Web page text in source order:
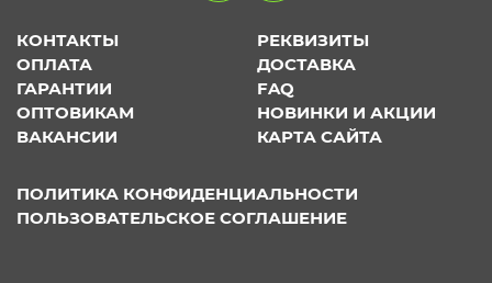
КОНТАКТЫ
РЕКВИЗИТЫ
ОПЛАТА
ДОСТАВКА
ГАРАНТИИ
FAQ
ОПТОВИКАМ
НОВИНКИ И АКЦИИ
ВАКАНСИИ
КАРТА САЙТА
ПОЛИТИКА КОНФИДЕНЦИАЛЬНОСТИ
ПОЛЬЗОВАТЕЛЬСКОЕ СОГЛАШЕНИЕ